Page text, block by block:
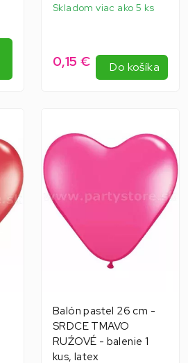
Skladom viac ako 5 ks
0,15 € Do košíka
Balón pastel 26 cm -
SRDCE TMAVO
RUŹOVÉ - balenie 1
kus, latex